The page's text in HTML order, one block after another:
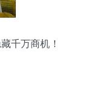
千万商机！